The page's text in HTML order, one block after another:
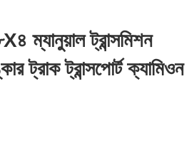
ম্যানুয়াল ট্রান্সমিশন
ট্রাক ট্রান্সপোর্ট ক্যামিওন